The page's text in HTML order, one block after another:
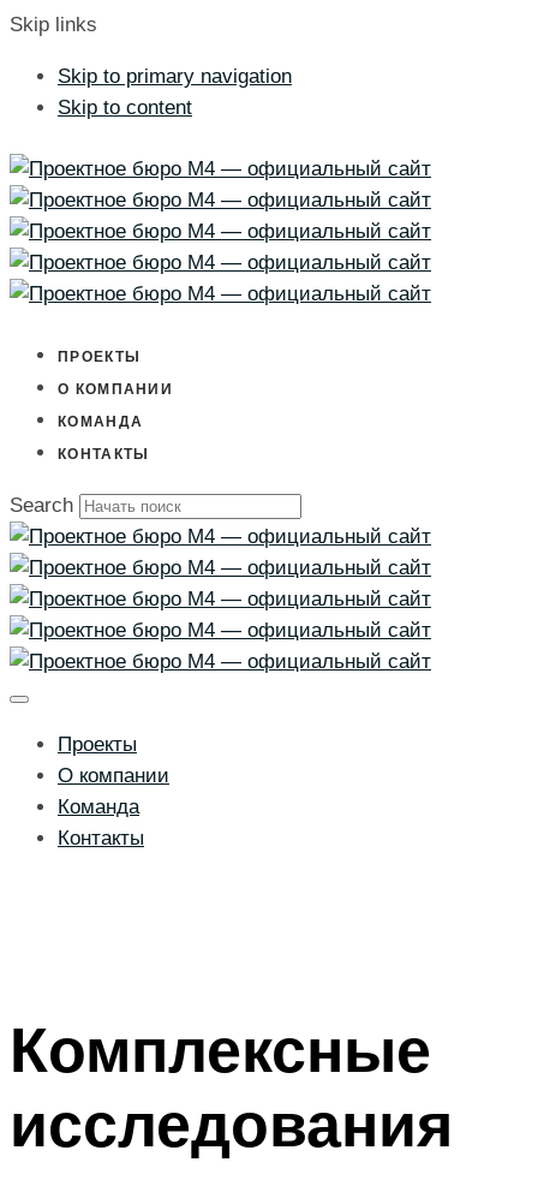
Skip links
Skip to primary navigation
Skip to content
ПРОЕКТЫ
О КОМПАНИИ
КОМАНДА
КОНТАКТЫ
Search
Проекты
О компании
Команда
Контакты
Комплексные
исследования